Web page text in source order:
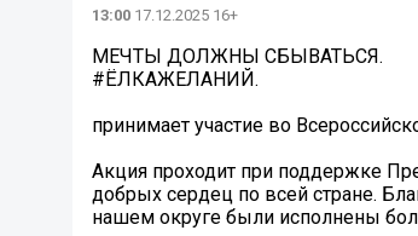
13:00 17.12.2025 16+
МЕЧТЫ ДОЛЖНЫ СБЫВАТЬСЯ.
#ЁЛКАЖЕЛАНИЙ.
принимает участие во
Акция проходит при поддержке
добрых сердец по всей стране.
нашем округе были исполнены